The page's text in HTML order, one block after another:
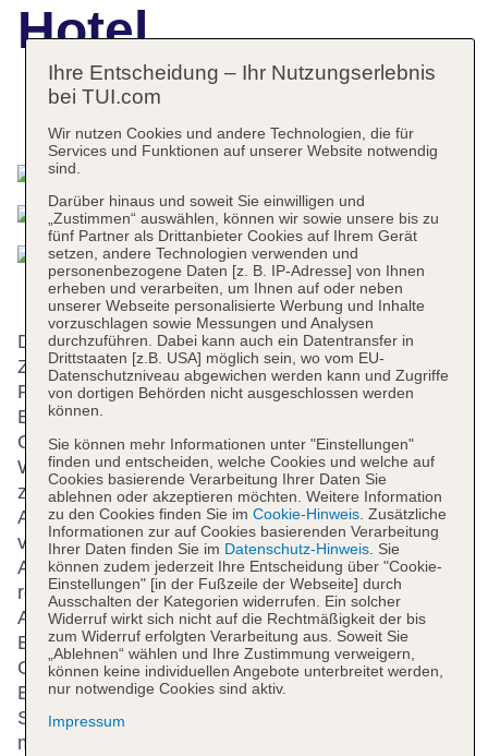
Hotel
Das bietet Ihre Unterkunft
Das Hotel mit einem Aufzug verfügt über 173
Zimmer. Englischsprachiges Personal an der
Rezeption im Empfangsbereich steht zur Seite beim
Ein- und Auschecken. Die Einrichtung umfasst eine
Gepäckaufbewahrung, einen Safe und eine
Wechselstube. In der Unterbringung steht WLAN
zur Verfügung. Hilfestellung bei der Buchung von
Ausflügen wird am Tourdesk geboten. Das Haus
verfügt über eine Reihe von behindertengerechten
Annehmlichkeiten. Das Hotel verfügt über
rollstuhlgerechte Einrichtungen. Andenken an den
Aufenthalt lassen sich im Souvenirshop erwerben.
Ein schöner Garten und ein Spielplatz gehören zum
Gelände der Unterbringung. Zu den weiteren
Einrichtungen des Hauses zählen ein TV-Raum, ein
Spielzimmer und eine Bibliothek. Bei einer Anreise
mit dem Auto können die Gäste dieses in einer
Ihre Entscheidung – Ihr Nutzungserlebnis
bei TUI.com
Wir nutzen Cookies und andere Technologien, die für
Services und Funktionen auf unserer Website notwendig
sind.
Darüber hinaus und soweit Sie einwilligen und
„Zustimmen“ auswählen, können wir sowie unsere bis zu
fünf Partner als Drittanbieter Cookies auf Ihrem Gerät
setzen, andere Technologien verwenden und
personenbezogene Daten [z. B. IP-Adresse] von Ihnen
erheben und verarbeiten, um Ihnen auf oder neben
unserer Webseite personalisierte Werbung und Inhalte
vorzuschlagen sowie Messungen und Analysen
durchzuführen. Dabei kann auch ein Datentransfer in
Drittstaaten [z.B. USA] möglich sein, wo vom EU-
Datenschutzniveau abgewichen werden kann und Zugriffe
von dortigen Behörden nicht ausgeschlossen werden
können.
Sie können mehr Informationen unter "Einstellungen"
finden und entscheiden, welche Cookies und welche auf
Cookies basierende Verarbeitung Ihrer Daten Sie
ablehnen oder akzeptieren möchten. Weitere Information
zu den Cookies finden Sie im Cookie-Hinweis. Zusätzliche
Informationen zur auf Cookies basierenden Verarbeitung
Ihrer Daten finden Sie im Datenschutz-Hinweis. Sie
können zudem jederzeit Ihre Entscheidung über "Cookie-
Einstellungen" [in der Fußzeile der Webseite] durch
Ausschalten der Kategorien widerrufen. Ein solcher
Widerruf wirkt sich nicht auf die Rechtmäßigkeit der bis
zum Widerruf erfolgten Verarbeitung aus. Soweit Sie
„Ablehnen“ wählen und Ihre Zustimmung verweigern,
können keine individuellen Angebote unterbreitet werden,
nur notwendige Cookies sind aktiv.
Impressum